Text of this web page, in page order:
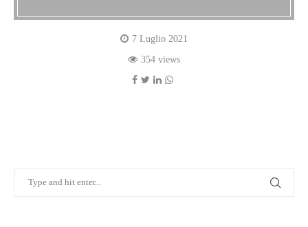
7 Luglio 2021
354 views